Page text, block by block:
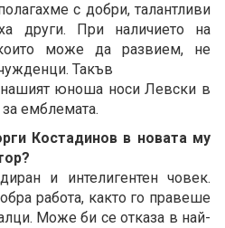
с добри, талантливи
други. При наличието на
може да развием, не
Такъв
нашият юноша носи Левски в
емблемата.
Костадинов в новата му
и интелигентен човек.
работа, както го правеше
Може би се отказа в най-